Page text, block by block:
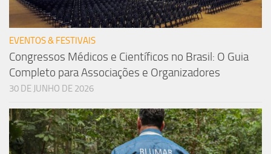
EVENTOS & FESTIVAIS
Congressos Médicos e Científicos no Brasil: O Guia
Completo para Associações e Organizadores
30 DE JUNHO DE 2026